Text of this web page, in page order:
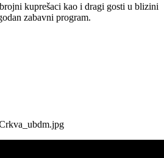
kuprešaci kao i dragi gosti u blizini
zabavni program.